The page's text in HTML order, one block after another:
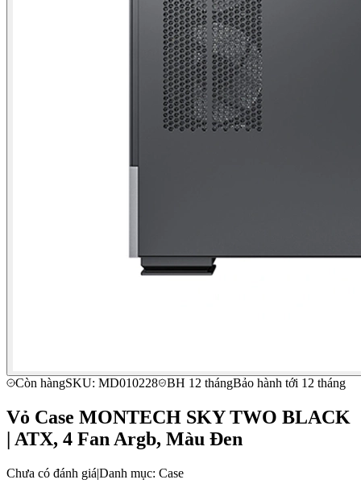
Còn hàngSKU: MD010228 BH 12 thángBảo hành tới 12 tháng
Vỏ Case MONTECH SKY TWO BLACK
| ATX, 4 Fan Argb, Màu Đen
Chưa có đánh giá|Danh mục: Case